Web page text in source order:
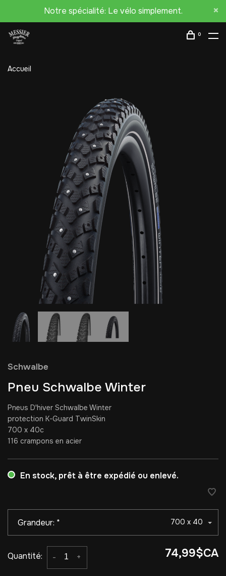
Notre spécialité: Le vélo simplement.
0
Accueil
Schwalbe
Pneu Schwalbe Winter
Pneus D'hiver Schwalbe Winter
protection K-Guard TwinSkin
700 x 40c
116 crampons en acier
En stock, prêt à être expédié ou enlevé.
Grandeur: * 700 x 40
Quantité: +
- 74,99$CA